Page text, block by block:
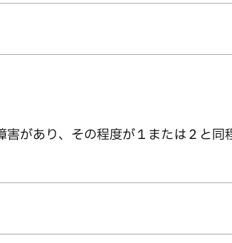
があり、その程度が１または２と同